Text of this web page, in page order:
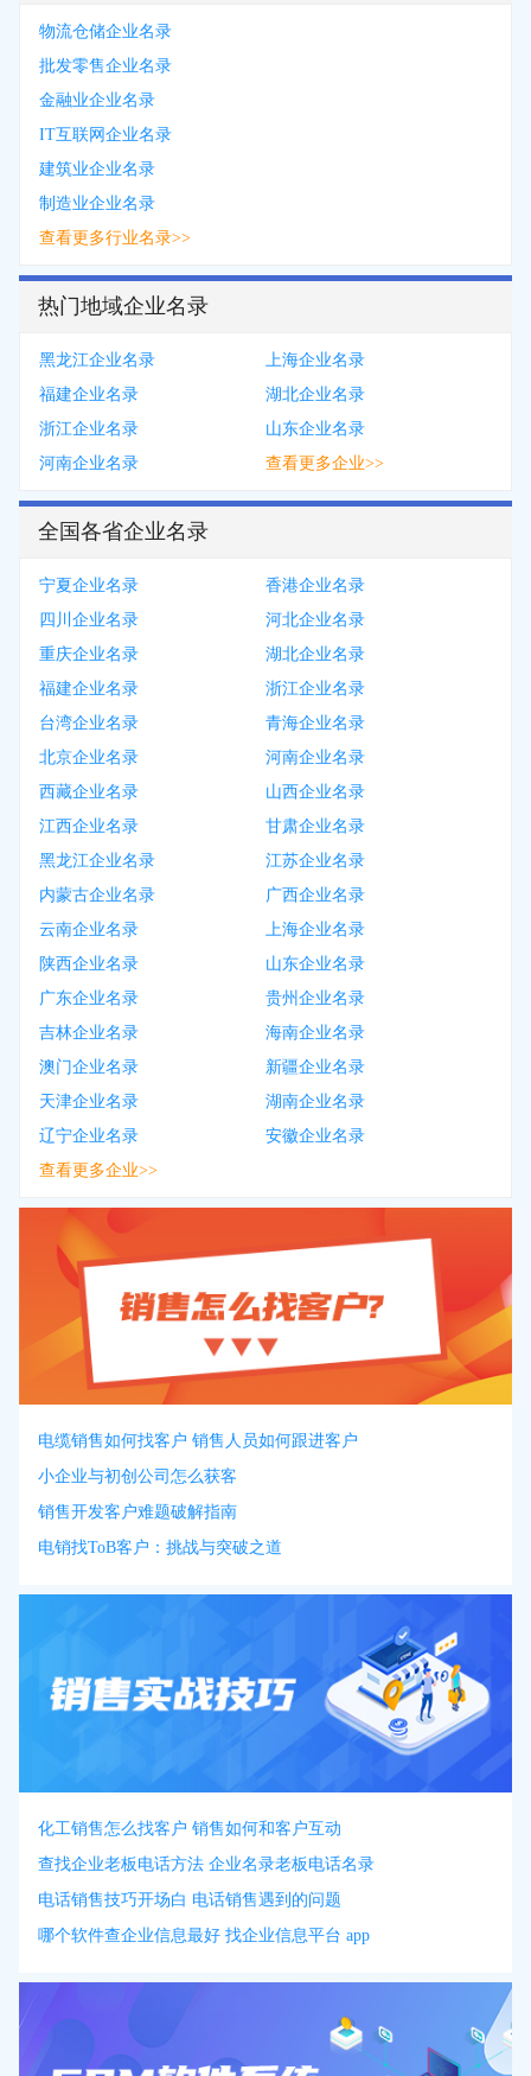
物流仓储企业名录
批发零售企业名录
金融业企业名录
IT互联网企业名录
建筑业企业名录
制造业企业名录
查看更多行业名录>>
热门地域企业名录
黑龙江企业名录
上海企业名录
福建企业名录
湖北企业名录
浙江企业名录
山东企业名录
河南企业名录
查看更多企业>>
全国各省企业名录
宁夏企业名录
香港企业名录
四川企业名录
河北企业名录
重庆企业名录
湖北企业名录
福建企业名录
浙江企业名录
台湾企业名录
青海企业名录
北京企业名录
河南企业名录
西藏企业名录
山西企业名录
江西企业名录
甘肃企业名录
黑龙江企业名录
江苏企业名录
内蒙古企业名录
广西企业名录
云南企业名录
上海企业名录
陕西企业名录
山东企业名录
广东企业名录
贵州企业名录
吉林企业名录
海南企业名录
澳门企业名录
新疆企业名录
天津企业名录
湖南企业名录
辽宁企业名录
安徽企业名录
查看更多企业>>
电缆销售如何找客户 销售人员如何跟进客户
小企业与初创公司怎么获客
销售开发客户难题破解指南
电销找ToB客户：挑战与突破之道
化工销售怎么找客户 销售如何和客户互动
查找企业老板电话方法 企业名录老板电话名录
电话销售技巧开场白 电话销售遇到的问题
哪个软件查企业信息最好 找企业信息平台 app